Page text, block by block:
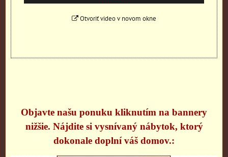
Otvoriť video v novom okne
Objavte našu ponuku kliknutím na bannery
nižšie. Nájdite si vysnívaný nábytok, ktorý
dokonale doplní váš domov.: